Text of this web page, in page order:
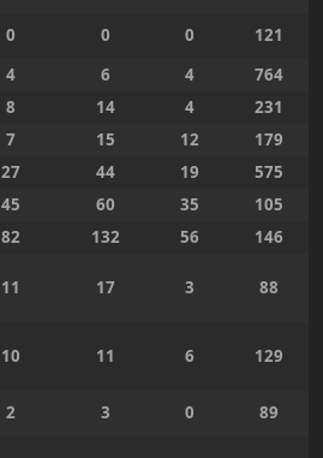
0 0 0
121
4 6 4
764
8 14 4
231
7 15 12
179
27 44 19
575
45 60 35
105
82 132 56 146
11 17 3 88
10 11 6 129
2 3 0 89